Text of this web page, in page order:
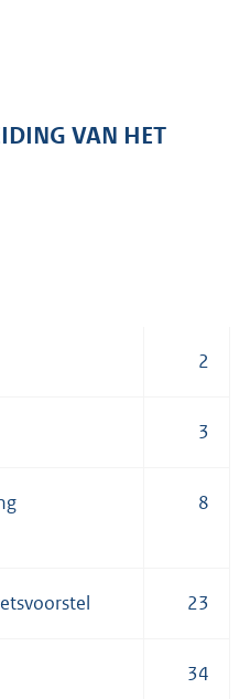
VAN HET
2
3
8
23
34